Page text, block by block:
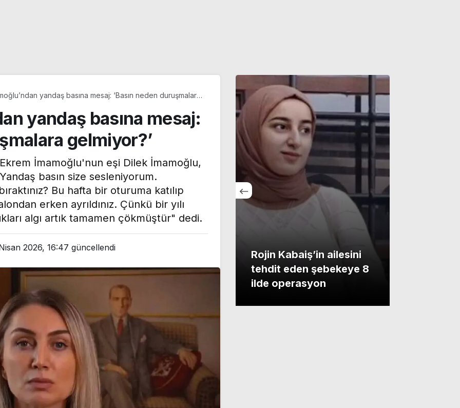
yandaş basına mesaj: ‘Basın neden duruşmalara
yandaş basına mesaj:
gelmiyor?’
İmamoğlu'nun eşi Dilek İmamoğlu,
basın size sesleniyorum.
Bu hafta bir oturuma katılıp
erken ayrıldınız. Çünkü bir yılı
algı artık tamamen çökmüştür" dedi.
2026, 16:47 güncellendi
sürecinde kritik aşama:
‘Çerçeve yasa’
komisyondan geçti
Rojin Kabaiş’in ailesini
tehdit eden şebekeye 8
ilde operasyon